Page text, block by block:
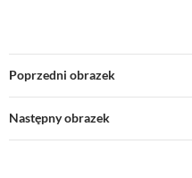
Poprzedni obrazek
Następny obrazek